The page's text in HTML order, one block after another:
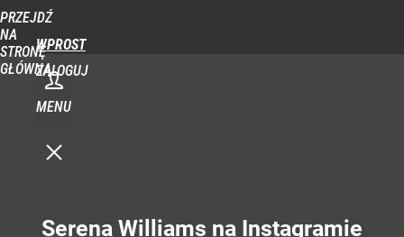
PRZEJDŹ
NA
STRONĘ
GŁÓWNĄ
WPROST
ZALOGUJ
MENU
Serena Williams na Instagramie